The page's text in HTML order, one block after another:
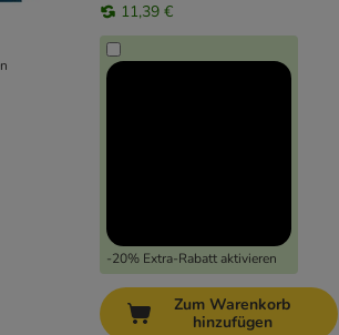
11,39 €
-20% Extra-Rabatt aktivieren
Zum Warenkorb
hinzufügen